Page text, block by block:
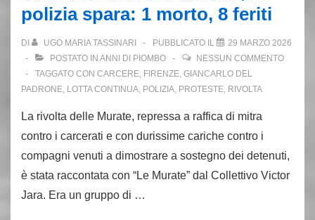
polizia spara: 1 morto, 8 feriti
DI UGO MARIA TASSINARI PUBBLICATO IL
29 MARZO 2026
POSTATO IN ANNI DI PIOMBO
NESSUN COMMENTO
TAGGATO CON CARCERE, FIRENZE, GIANCARLO DEL
PADRONE, LOTTA CONTINUA, POLIZIA, PROTESTE, RIVOLTA
La rivolta delle Murate, repressa a raffica di mitra
contro i carcerati e con durissime cariche contro i
compagni venuti a dimostrare a sostegno dei detenuti,
è stata raccontata con “Le Murate” dal Collettivo Victor
Jara. Era un gruppo di …